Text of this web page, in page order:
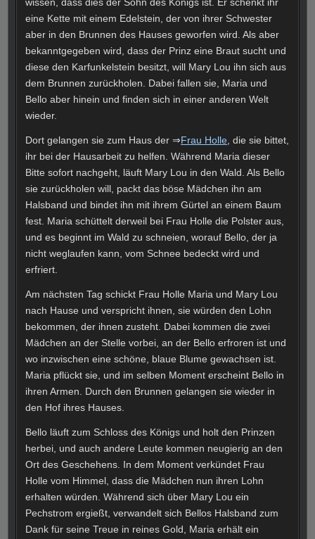
eine Kette mit einem Edelstein, der von ihrer Schwester
aber in den Brunnen des Hauses geworfen wird. Als aber
bekanntgegeben wird, dass der Prinz eine Braut sucht und
diese den Karfunkelstein besitzt, will Mary Lou ihn sich aus
dem Brunnen zurückholen. Dabei fallen sie, Maria und
Bello aber hinein und finden sich in einer anderen Welt
wieder.
Dort gelangen sie zum Haus der ⇒Frau Holle , die sie bittet,
ihr bei der Hausarbeit zu helfen. Während Maria dieser
Bitte sofort nachgeht, läuft Mary Lou in den Wald. Als Bello
sie zurückholen will, packt das böse Mädchen ihn am
Halsband und bindet ihn mit ihrem Gürtel an einem Baum
fest. Maria schüttelt derweil bei Frau Holle die Polster aus,
und es beginnt im Wald zu schneien, worauf Bello, der ja
nicht weglaufen kann, vom Schnee bedeckt wird und
erfriert.
Am nächsten Tag schickt Frau Holle Maria und Mary Lou
nach Hause und verspricht ihnen, sie würden den Lohn
bekommen, der ihnen zusteht. Dabei kommen die zwei
Mädchen an der Stelle vorbei, an der Bello erfroren ist und
wo inzwischen eine schöne, blaue Blume gewachsen ist.
Maria pflückt sie, und im selben Moment erscheint Bello in
ihren Armen. Durch den Brunnen gelangen sie wieder in
den Hof ihres Hauses.
Bello läuft zum Schloss des Königs und holt den Prinzen
herbei, und auch andere Leute kommen neugierig an den
Ort des Geschehens. In dem Moment verkündet Frau
Holle vom Himmel, dass die Mädchen nun ihren Lohn
erhalten würden. Während sich über Mary Lou ein
Pechstrom ergießt, verwandelt sich Bellos Halsband zum
Dank für seine Treue in reines Gold, Maria erhält ein